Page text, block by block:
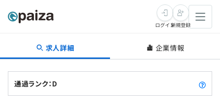
転職・キャリア
新卒就活
ログイン新規登録
求人詳細 企業情報
通過ランク：D